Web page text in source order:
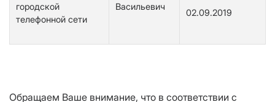
городской
телефонной сети
Васильевич
02.09.2019
Обращаем Ваше внимание, что в соответствии с